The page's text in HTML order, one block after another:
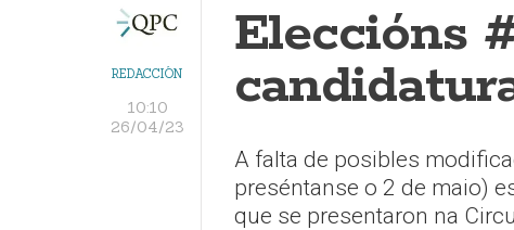
REDACCIÓN
10:10
26/04/23
Eleccións
A falta de posibles
preséntanse o 2 de maio)
que se presentaron na